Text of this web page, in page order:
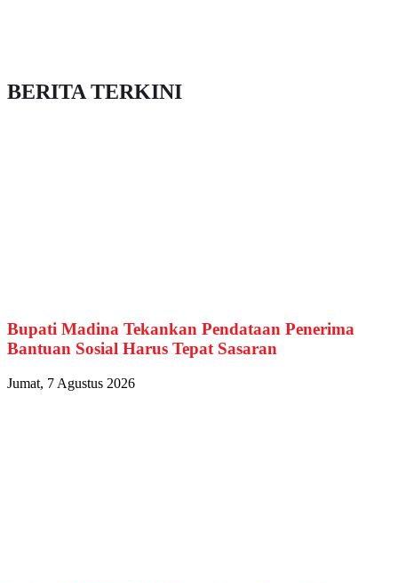
BERITA TERKINI
Bupati Madina Tekankan Pendataan Penerima
Bantuan Sosial Harus Tepat Sasaran
Jumat, 7 Agustus 2026